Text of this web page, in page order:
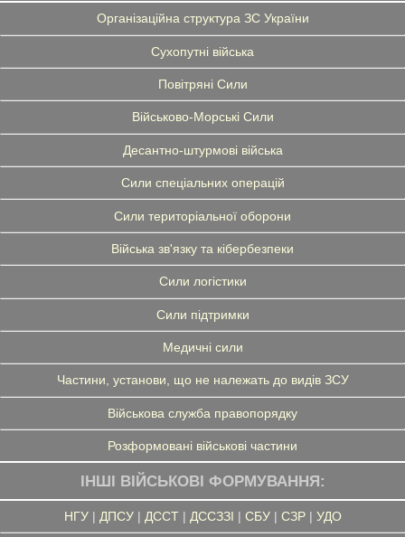
Організаційна структура ЗС України
Сухопутні війська
Повітряні Сили
Військово-Морські Сили
Десантно-штурмові війська
Сили спеціальних операцій
Сили територіальної оборони
Війська зв'язку та кібербезпеки
Сили логістики
Сили підтримки
Медичні сили
Частини, установи, що не належать до видів ЗСУ
Військова служба правопорядку
Розформовані військові частини
ІНШІ ВІЙСЬКОВІ ФОРМУВАННЯ:
НГУ| ДПСУ| ДССТ| ДССЗЗІ | СБУ| СЗР| УДО